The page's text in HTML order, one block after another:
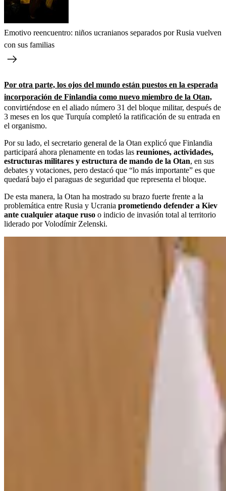
Emotivo reencuentro: niños ucranianos separados por Rusia vuelven
con sus familias
Por otra parte, los ojos del mundo están puestos en la esperada
incorporación de Finlandia como nuevo miembro de la Otan,
convirtiéndose en el aliado número 31 del bloque militar, después de
3 meses en los que Turquía completó la ratificación de su entrada en
el organismo.
Por su lado, el secretario general de la Otan explicó que Finlandia
participará ahora plenamente en todas las reuniones, actividades,
estructuras militares y estructura de mando de la Otan, en sus
debates y votaciones, pero destacó que “lo más importante” es que
quedará bajo el paraguas de seguridad que representa el bloque.
De esta manera, la Otan ha mostrado su brazo fuerte frente a la
problemática entre Rusia y Ucrania prometiendo defender a Kiev
ante cualquier ataque ruso o indicio de invasión total al territorio
liderado por Volodímir Zelenski.